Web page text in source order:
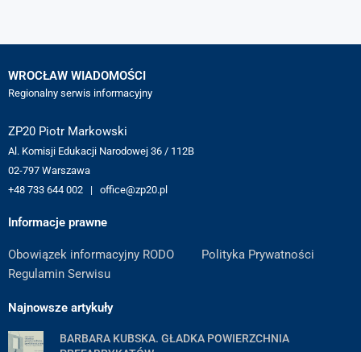
WROCŁAW WIADOMOŚCI
Regionalny serwis informacyjny
ZP20 Piotr Markowski
Al. Komisji Edukacji Narodowej 36 / 112B
02-797 Warszawa
+48 733 644 002 | office@zp20.pl
Informacje prawne
Obowiązek informacyjny RODO
Polityka Prywatności
Regulamin Serwisu
Najnowsze artykuły
BARBARA KUBSKA. GŁADKA POWIERZCHNIA